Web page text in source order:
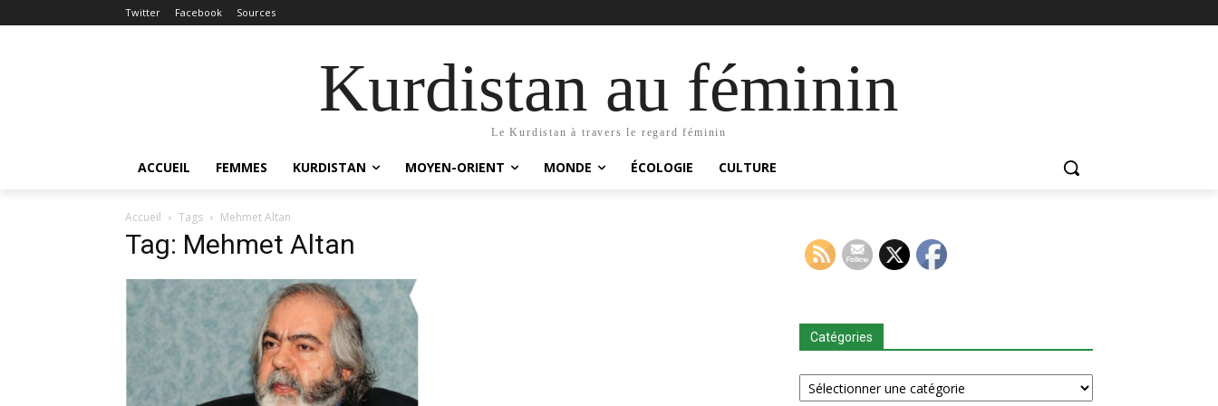
Twitter Facebook Sources
Kurdistan au féminin
Le Kurdistan à travers le regard féminin
ACCUEIL FEMMES KURDISTAN MOYEN-ORIENT MONDE ÉCOLOGIE CULTURE
Accueil Tags Mehmet Altan
Tag: Mehmet Altan
Catégories
Catégories